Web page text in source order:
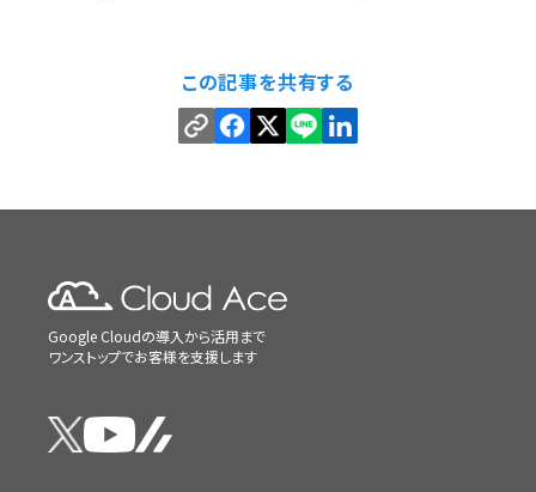
この記事を共有する
Google Cloudの導入から活用まで
ワンストップでお客様を支援します